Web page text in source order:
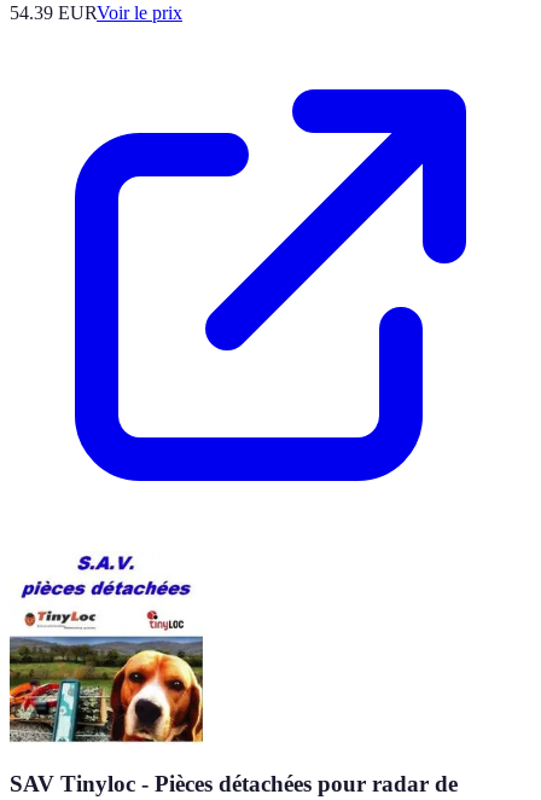
54.39 EURVoir le prix
SAV Tinyloc - Pièces détachées pour radar de